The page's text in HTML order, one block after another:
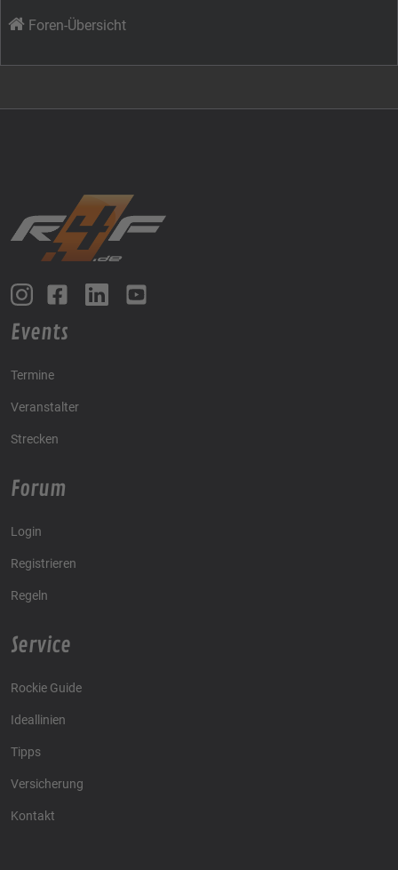
Foren-Übersicht
Events
Termine
Veranstalter
Strecken
Forum
Login
Registrieren
Regeln
Service
Rockie Guide
Ideallinien
Tipps
Versicherung
Kontakt